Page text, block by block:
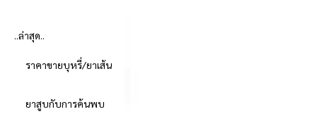
..ล่าสุด..
ราคาขายบุหรี่/ยาเส้น
ยาสูบกับการค้นพบ